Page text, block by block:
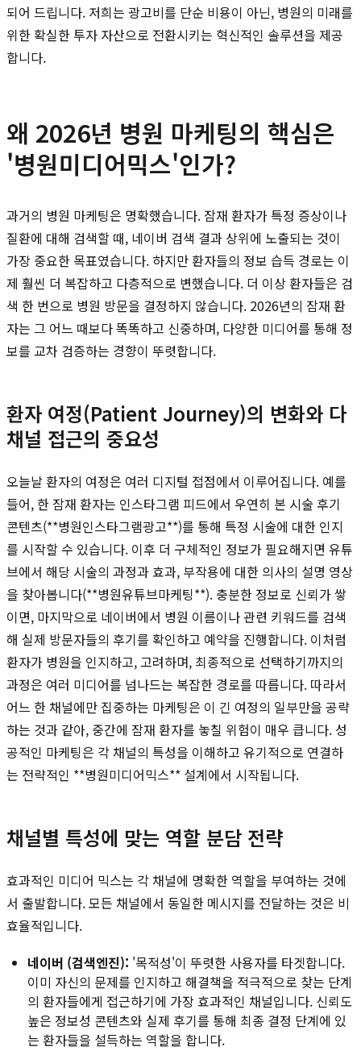
되어 드립니다. 저희는 광고비를 단순 비용이 아닌, 병원의 미래를
위한 확실한 투자 자산으로 전환시키는 혁신적인 솔루션을 제공
합니다.
왜 2026년 병원 마케팅의 핵심은
'병원미디어믹스'인가?
과거의 병원 마케팅은 명확했습니다. 잠재 환자가 특정 증상이나
질환에 대해 검색할 때, 네이버 검색 결과 상위에 노출되는 것이
가장 중요한 목표였습니다. 하지만 환자들의 정보 습득 경로는 이
제 훨씬 더 복잡하고 다층적으로 변했습니다. 더 이상 환자들은 검
색 한 번으로 병원 방문을 결정하지 않습니다. 2026년의 잠재 환
자는 그 어느 때보다 똑똑하고 신중하며, 다양한 미디어를 통해 정
보를 교차 검증하는 경향이 뚜렷합니다.
환자 여정(Patient Journey)의 변화와 다
채널 접근의 중요성
오늘날 환자의 여정은 여러 디지털 접점에서 이루어집니다. 예를
들어, 한 잠재 환자는 인스타그램 피드에서 우연히 본 시술 후기
콘텐츠(**병원인스타그램광고**)를 통해 특정 시술에 대한 인지
를 시작할 수 있습니다. 이후 더 구체적인 정보가 필요해지면 유튜
브에서 해당 시술의 과정과 효과, 부작용에 대한 의사의 설명 영상
을 찾아봅니다(**병원유튜브마케팅**). 충분한 정보로 신뢰가 쌓
이면, 마지막으로 네이버에서 병원 이름이나 관련 키워드를 검색
해 실제 방문자들의 후기를 확인하고 예약을 진행합니다. 이처럼
환자가 병원을 인지하고, 고려하며, 최종적으로 선택하기까지의
과정은 여러 미디어를 넘나드는 복잡한 경로를 따릅니다. 따라서
어느 한 채널에만 집중하는 마케팅은 이 긴 여정의 일부만을 공략
하는 것과 같아, 중간에 잠재 환자를 놓칠 위험이 매우 큽니다. 성
공적인 마케팅은 각 채널의 특성을 이해하고 유기적으로 연결하
는 전략적인 **병원미디어믹스** 설계에서 시작됩니다.
채널별 특성에 맞는 역할 분담 전략
효과적인 미디어 믹스는 각 채널에 명확한 역할을 부여하는 것에
서 출발합니다. 모든 채널에서 동일한 메시지를 전달하는 것은 비
효율적입니다.
네이버 (검색엔진): '목적성'이 뚜렷한 사용자를 타겟합니다.
이미 자신의 문제를 인지하고 해결책을 적극적으로 찾는 단계
의 환자들에게 접근하기에 가장 효과적인 채널입니다. 신뢰도
높은 정보성 콘텐츠와 실제 후기를 통해 최종 결정 단계에 있
는 환자들을 설득하는 역할을 합니다.